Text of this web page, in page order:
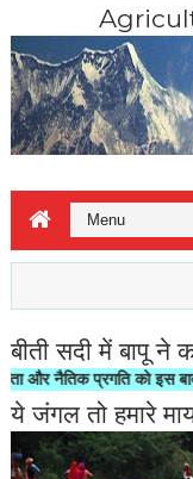
बीती सदी में बापू ने
प्रगति को इस बात से
ये जंगल तो हमारे